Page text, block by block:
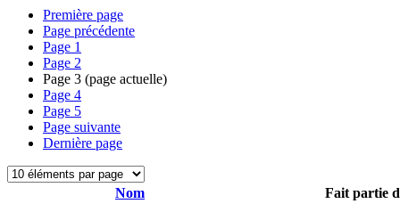
Première page
Page précédente
Page 1
Page 2
Page 3 (page actuelle)
Page 4
Page 5
Page suivante
Dernière page
Nom
Fait partie